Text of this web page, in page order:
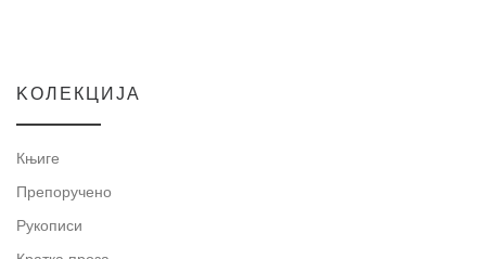
KOЛЕКЦИЈА
Књиге
Препоручено
Рукописи